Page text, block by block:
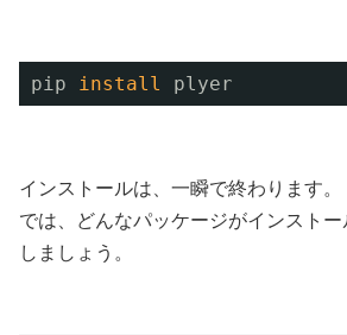
pip install plyer
インストールは、一瞬で終わります。
では、どんなパッケージがインスト
しましょう。